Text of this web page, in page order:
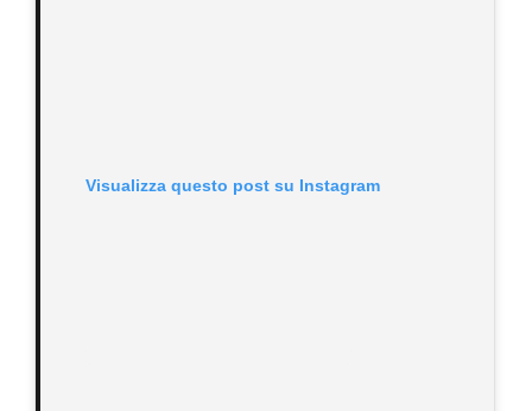
Visualizza questo post su Instagram